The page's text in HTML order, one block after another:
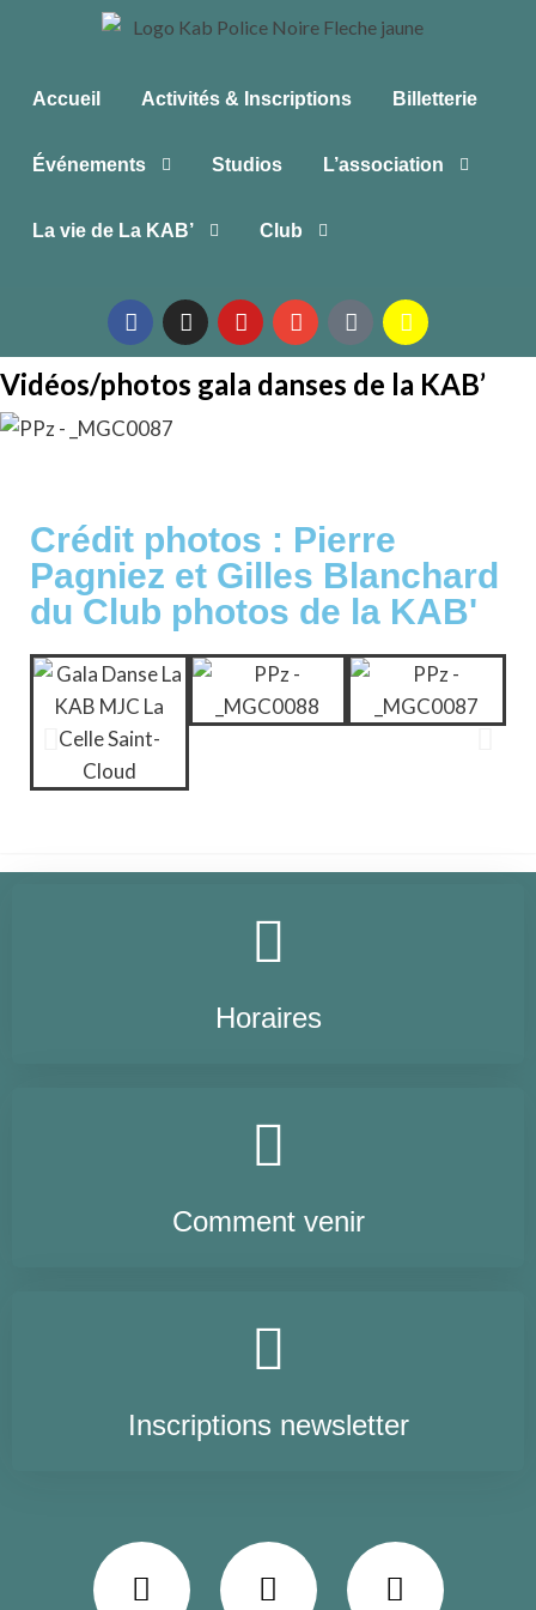
Accueil Activités & Inscriptions Billetterie
Événements Studios L’association
La vie de La KAB’ Club
Vidéos/photos gala danses de la KAB’
Crédit photos : Pierre
Pagniez et Gilles Blanchard
du Club photos de la KAB'
Horaires
Comment venir
Inscriptions newsletter